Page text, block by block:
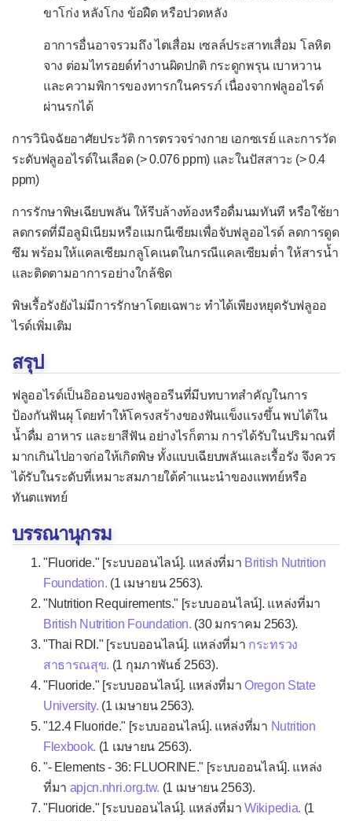
ขาโก่ง หลังโกง ข้อฝืด หรือปวดหลัง
อาการอื่นอาจรวมถึง ไตเสื่อม เซลล์ประสาทเสื่อม โลหิต
จาง ต่อมไทรอยด์ทำงานผิดปกติ กระดูกพรุน เบาหวาน
และความพิการของทารกในครรภ์ เนื่องจากฟลูออไรด์
ผ่านรกได้
การวินิจฉัยอาศัยประวัติ การตรวจร่างกาย เอกซเรย์ และการวัด
ระดับฟลูออไรด์ในเลือด (> 0.076 ppm) และในปัสสาวะ (> 0.4
ppm)
การรักษาพิษเฉียบพลัน ให้รีบล้างท้องหรือดื่มนมทันที หรือใช้ยา
ลดกรดที่มีอลูมิเนียมหรือแมกนีเซียมเพื่อจับฟลูออไรด์ ลดการดูด
ซึม พร้อมให้แคลเซียมกลูโคเนตในกรณีแคลเซียมต่ำ ให้สารน้ำ
และติดตามอาการอย่างใกล้ชิด
พิษเรื้อรังยังไม่มีการรักษาโดยเฉพาะ ทำได้เพียงหยุดรับฟลูออ
ไรด์เพิ่มเติม
สรุป
ฟลูออไรด์เป็นอิออนของฟลูออรีนที่มีบทบาทสำคัญในการ
ป้องกันฟันผุ โดยทำให้โครงสร้างของฟันแข็งแรงขึ้น พบได้ใน
น้ำดื่ม อาหาร และยาสีฟัน อย่างไรก็ตาม การได้รับในปริมาณที่
มากเกินไปอาจก่อให้เกิดพิษ ทั้งแบบเฉียบพลันและเรื้อรัง จึงควร
ได้รับในระดับที่เหมาะสมภายใต้คำแนะนำของแพทย์หรือ
ทันตแพทย์
บรรณานุกรม
"Fluoride." [ระบบออนไลน์]. แหล่งที่มา British Nutrition
Foundation. (1 เมษายน 2563).
"Nutrition Requirements." [ระบบออนไลน์]. แหล่งที่มา
British Nutrition Foundation. (30 มกราคม 2563).
"Thai RDI." [ระบบออนไลน์]. แหล่งที่มา กระทรวง
สาธารณสุข. (1 กุมภาพันธ์ 2563).
"Fluoride." [ระบบออนไลน์]. แหล่งที่มาOregon State
University. (1 เมษายน 2563).
"12.4 Fluoride." [ระบบออนไลน์]. แหล่งที่มา Nutrition
Flexbook. (1 เมษายน 2563).
"- Elements - 36: FLUORINE." [ระบบออนไลน์]. แหล่ง
ที่มา apjcn.nhri.org.tw. (1 เมษายน 2563).
"Fluoride." [ระบบออนไลน์]. แหล่งที่มาWikipedia. (1